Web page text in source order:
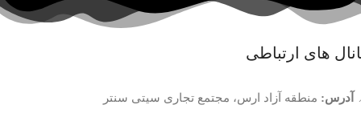
های ارتباطی
آدرس: منطقه آزاد ارس، مجتمع تجاری سیتی سنتر